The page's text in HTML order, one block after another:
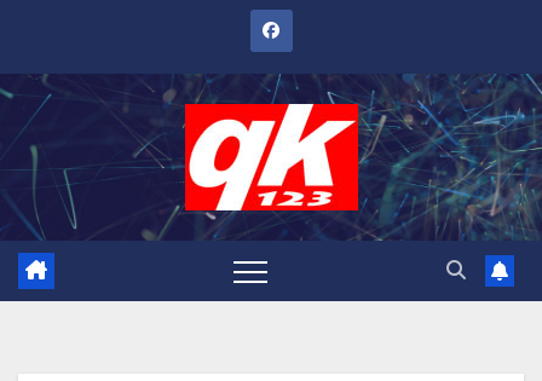
內